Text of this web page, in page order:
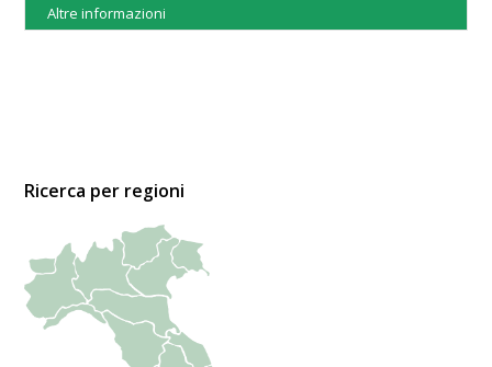
Altre informazioni
Ricerca per regioni